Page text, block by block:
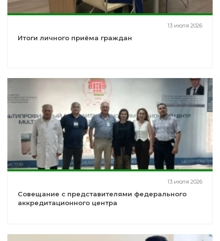
13 июля 2026
Итоги личного приёма граждан
13 июля 2026
Совещание с представителями федерального
аккредитационного центра